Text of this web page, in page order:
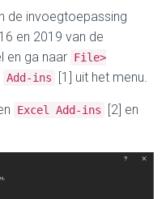
de invoegtoepassing
en 2019 van de
en ga naar File>
Add-ins [1] uit het menu.
Excel Add-ins
[2] en